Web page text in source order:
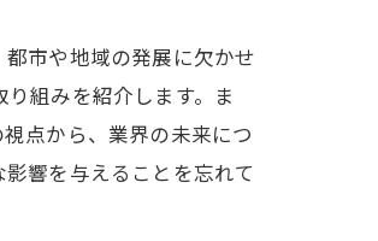
市や地域の発展に欠かせ
組みを紹介します。ま
点から、業界の未来につ
響を与えることを忘れて